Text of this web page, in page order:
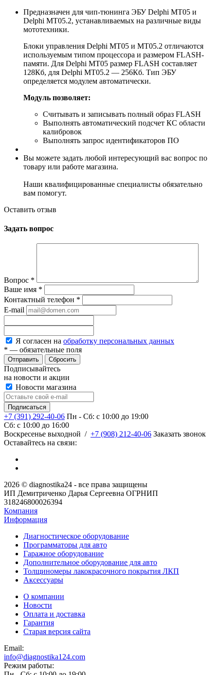
Предназначен для чип-тюнинга ЭБУ Delphi MT05 и
Delphi MT05.2, устанавливаемых на различные виды
мототехники.
Блоки управления Delphi MT05 и MT05.2 отличаются
используемым типом процессора и размером FLASH-
памяти. Для Delphi MT05 размер FLASH составляет
128Кб, для Delphi MT05.2 — 256Кб. Тип ЭБУ
определяется модулем автоматически.
Модуль позволяет:
Считывать и записывать полный образ FLASH
Выполнять автоматический подсчет КС области
калибровок
Выполнять запрос идентификаторов ПО
Вы можете задать любой интересующий вас вопрос по
товару или работе магазина.
Наши квалифицированные специалисты обязательно
вам помогут.
Оставить отзыв
Задать вопрос
Вопрос *
Ваше имя *
Контактный телефон *
E-mail
Я согласен на обработку персональных данных
* — обязательные поля
Сбросить
Подписывайтесь
на новости и акции
Новости магазина
+7 (391) 292-40-06 Пн - Сб: c 10:00 до 19:00
Сб: c 10:00 до 16:00
​Воскресенье выходной / +7 (908) 212-40-06 Заказать звонок
Оставайтесь на связи:
2026 © diagnostika24 - все права защищены
ИП Демитриченко Дарья Сергеевна ОГРНИП
318246800026394
Компания
Информация
Диагностическое оборудование
Программаторы для авто
Гаражное оборудование
Дополнительное оборудование для авто
Толщиномеры лакокрасочного покрытия ЛКП
Аксессуары
О компании
Новости
Оплата и доставка
Гарантия
Старая версия сайта
Email:
info@diagnostika124.com
Режим работы: